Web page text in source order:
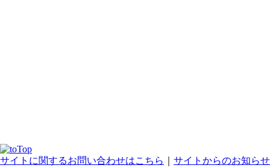
サイトに関するお問い合わせはこちら
サイトからのお知らせ